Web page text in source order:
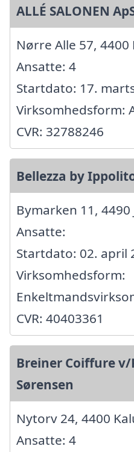
ALLÉ SALONEN
Nørre Alle 57,
Ansatte: 4
Startdato: 17.
Virksomhedsform:
CVR: 32788246
Bellezza by
Bymarken 11, 4490
Ansatte:
Startdato: 02. april
Virksomhedsform:
CVR: 40403361
Breiner Coiffure
Sørensen
Nytorv 24, 4400
Ansatte: 4